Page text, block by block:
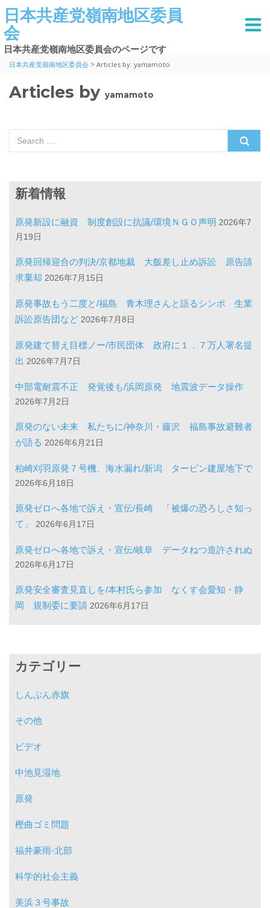
日本共産党嶺南地区委員
会
日本共産党嶺南地区委員会のページです
日本共産党嶺南地区委員会 > Articles by: yamamoto
Articles by yamamoto
新着情報
原発新設に融資 制度創設に抗議/環境ＮＧＯ声明 2026年7
月19日
原発回帰迎合の判決/京都地裁 大飯差し止め訴訟 原告請
求棄却 2026年7月15日
原発事故もう二度と/福島 青木理さんと語るシンポ 生業
訴訟原告団など 2026年7月8日
原発建て替え目標ノー/市民団体 政府に１．７万人署名提
出 2026年7月7日
中部電耐震不正 発覚後も/浜岡原発 地震波データ操作
2026年7月2日
原発のない未来 私たちに/神奈川・藤沢 福島事故避難者
が語る 2026年6月21日
柏崎刈羽原発７号機、海水漏れ/新潟 タービン建屋地下で
2026年6月18日
原発ゼロへ各地で訴え・宣伝/長崎 「被爆の恐ろしさ知っ
て」
2026年6月17日
原発ゼロへ各地で訴え・宣伝/岐阜 データねつ造許されぬ
2026年6月17日
原発安全審査見直しを/本村氏ら参加 なくす会愛知・静
岡 規制委に要請 2026年6月17日
カテゴリー
しんぶん赤旗
その他
ビデオ
中池見湿地
原発
樫曲ゴミ問題
福井豪雨-北部
科学的社会主義
美浜３号事故